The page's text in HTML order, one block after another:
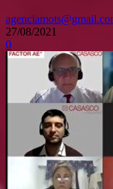
27/08/2021
0